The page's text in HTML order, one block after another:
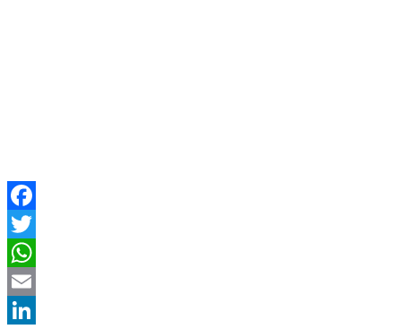
Facebook
Twitter
WhatsApp
Email